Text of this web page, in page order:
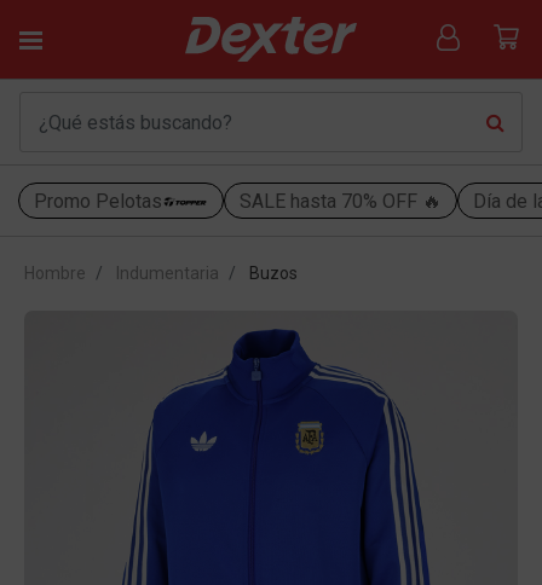
Promo Pelotas SALE hasta 70% OFF 🔥 Día de
Hombre Indumentaria Buzos